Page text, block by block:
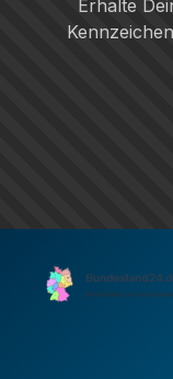
Erhalte